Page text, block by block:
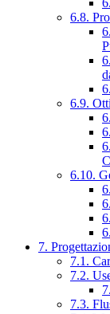
6.8.
6.9.
6.10.
7.
7.1.
7.2.
7.3.